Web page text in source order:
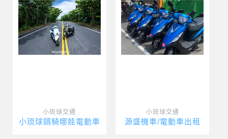
小琉球交通
小琉球鷗騎娜娃電動車
小琉球交通
源盛機車/電動車出租